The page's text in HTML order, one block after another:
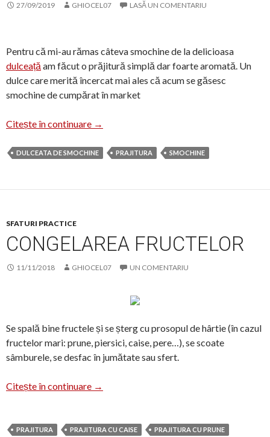
27/09/2019 GHIOCEL07 LASĂ UN COMENTARIU
Pentru că mi-au rămas câteva smochine de la delicioasa
dulceață am făcut o prăjitură simplă dar foarte aromată. Un
dulce care merită încercat mai ales că acum se găsesc
smochine de cumpărat în market
Citește în continuare Prăjitură cu smochine proaspete
→
DULCEATA DE SMOCHINE PRAJITURA SMOCHINE
SFATURI PRACTICE
CONGELAREA FRUCTELOR
11/11/2018 GHIOCEL07 UN COMENTARIU
Se spală bine fructele și se șterg cu prosopul de hârtie (în cazul
fructelor mari: prune, piersici, caise, pere…), se scoate
sâmburele, se desfac în jumătate sau sfert.
Citește în continuare Congelarea fructelor
→
PRAJITURA PRAJITURA CU CAISE
PRAJITURA CU PRUNE